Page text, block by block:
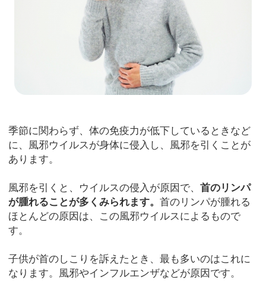
季節に関わらず、体の免疫力が低下しているときなど
に、風邪ウイルスが身体に侵入し、風邪を引くことが
あります。
風邪を引くと、ウイルスの侵入が原因で、首のリンパ
が腫れることが多くみられます。首のリンパが腫れる
ほとんどの原因は、この風邪ウイルスによるもので
す。
子供が首のしこりを訴えたとき、最も多いのはこれに
なります。風邪やインフルエンザなどが原因です。